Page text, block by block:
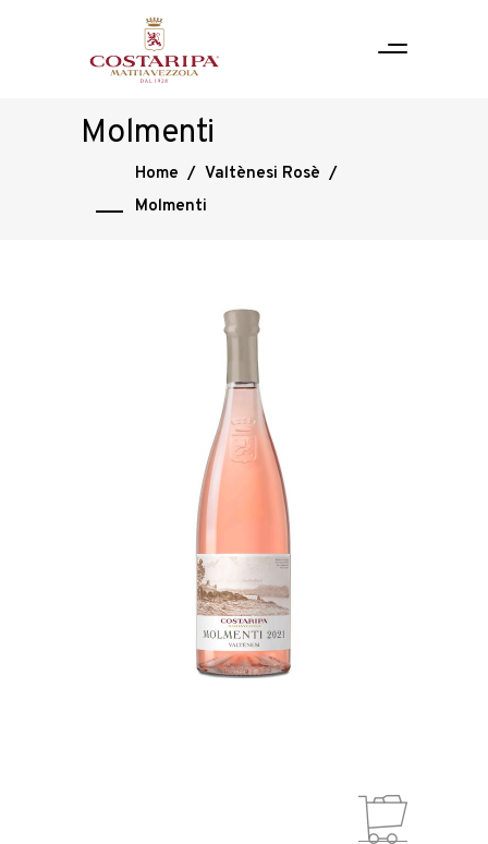
Molmenti
Home / Valtènesi Rosè /
Molmenti